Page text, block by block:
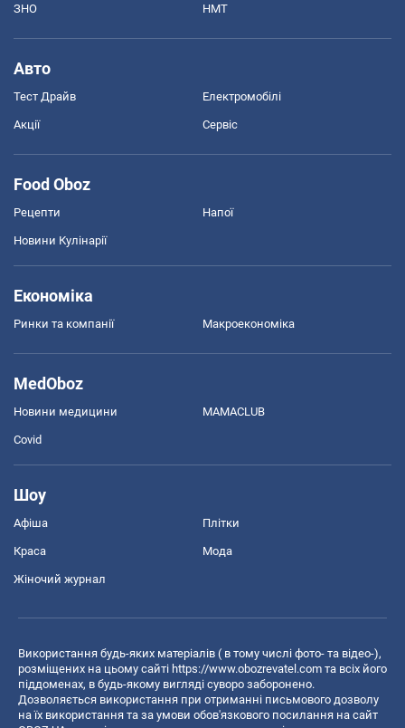
ЗНО НМТ
Авто
Тест Драйв Електромобілі
Акції Сервіс
Food Oboz
Рецепти Напої
Новини Кулінарії
Економіка
Ринки та компанії Макроекономіка
MedOboz
Новини медицини MAMACLUB
Covid
Шоу
Афіша Плітки
Краса Мода
Жіночий журнал
Використання будь-яких матеріалів ( в тому числі фото- та відео-),
розміщених на цьому сайті https://www.obozrevatel.com та всіх його
піддоменах, в будь-якому вигляді суворо заборонено.
Дозволяється використання при отриманні письмового дозволу
на їх використання та за умови обов'язкового посилання на сайт